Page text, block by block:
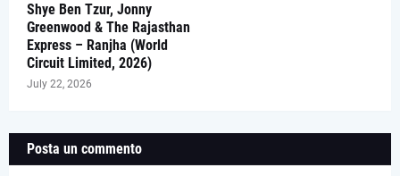
Shye Ben Tzur, Jonny
Greenwood & The Rajasthan
Express – Ranjha (World
Circuit Limited, 2026)
July 22, 2026
Posta un commento